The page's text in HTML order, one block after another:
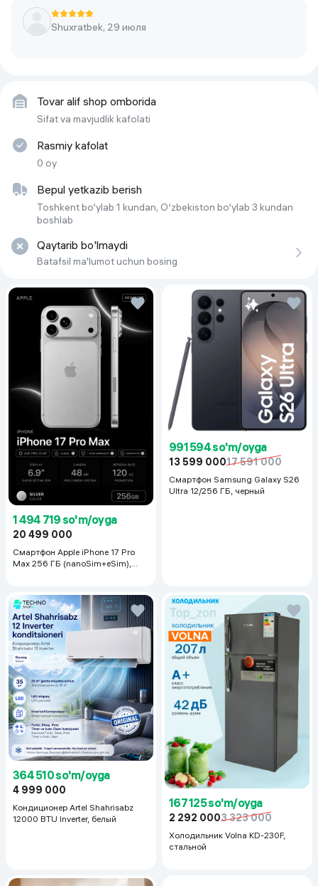
Беспроводные интерфейсы
Количество основных
(тыловых) камер
Объем встроенной памяти
Тип разъема для зарядки
Геопозиционирование
Стандарт связи
Фронтальная камера
Li-Ion
Частота обновления экрана
Версия ОС на начало продаж
Shuxratbek, 29 июля
Tovar alif shop omborida
Sifat va mavjudlik kafolati
Rasmiy kafolat
0 oy
Bepul yetkazib berish
Toshkent bo‘ylab 1 kundan, O‘zbekiston bo‘ylab 3 kundan
boshlab
Qaytarib bo'lmaydi
Batafsil ma'lumot uchun bosing
1 494 719 so'm/oyga
20 499 000
Смартфон Apple iPhone 17 Pro
Max 256 ГБ (nanoSim+eSim),
991 594 so'm/oyga
13 599 00017 591 000
Смартфон Samsung Galaxy S26
Ultra 12/256 ГБ, черный
364 510 so'm/oyga
4 999 000
Кондиционер Artel Shahrisabz
12000 BTU Inverter, белый
167 125 so'm/oyga
2 292 0003 323 000
Холодильник Volna KD-230F,
стальной